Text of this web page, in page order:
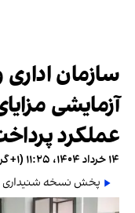
سازمان
آزمایشی
عملکرد
۱۴ خرداد ۱۴۰۴، ۱۱:۲۵ (‎+۱ گرینویچ)
پخش نسخه شنیداری